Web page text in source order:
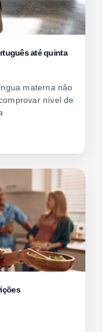
até quinta
materna não
nível de